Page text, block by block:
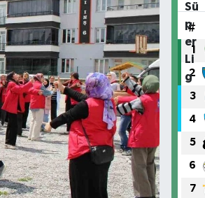
#
1
2
3
4
5
6
7